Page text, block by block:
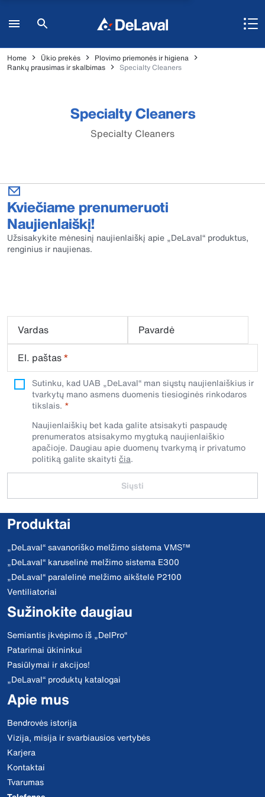
Home Ūkio prekės
Plovimo priemonės ir higiena
Rankų prausimas ir skalbimas
Specialty Cleaners
Specialty Cleaners
Specialty Cleaners
Kviečiame prenumeruoti
Naujienlaiškį!
Užsisakykite mėnesinį naujienlaiškį apie „DeLaval“ produktus,
renginius ir naujienas.
Vardas
Pavardė
El. paštas*
Sutinku, kad UAB „DeLaval“ man siųstų naujienlaiškius ir
tvarkytų mano asmens duomenis tiesioginės rinkodaros
tikslais.
Naujienlaiškių bet kada galite atsisakyti paspaudę
prenumeratos atsisakymo mygtuką naujienlaiškio
apačioje. Daugiau apie duomenų tvarkymą ir privatumo
politiką galite skaityti čia.
Siųsti
Produktai
„DeLaval“ savanoriško melžimo sistema VMS™
„DeLaval“ karuselinė melžimo sistema E300
„DeLaval“ paralelinė melžimo aikštelė P2100
Ventiliatoriai
Sužinokite daugiau
Semiantis įkvėpimo iš „DelPro“
Patarimai ūkininkui
Pasiūlymai ir akcijos!
„DeLaval“ produktų katalogai
Apie mus
Bendrovės istorija
Vizija, misija ir svarbiausios vertybės
Karjera
Kontaktai
Tvarumas